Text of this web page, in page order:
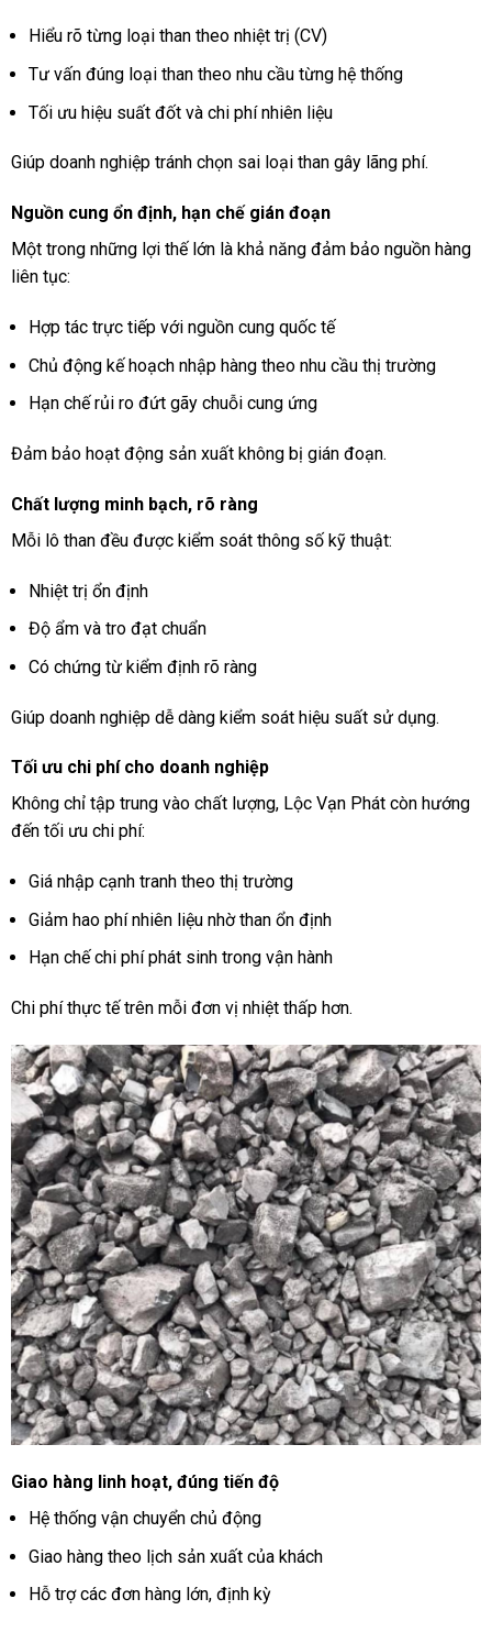
Hiểu rõ từng loại than theo nhiệt trị (CV)
Tư vấn đúng loại than theo nhu cầu từng hệ thống
Tối ưu hiệu suất đốt và chi phí nhiên liệu
Giúp doanh nghiệp tránh chọn sai loại than gây lãng phí.
Nguồn cung ổn định, hạn chế gián đoạn
Một trong những lợi thế lớn là khả năng đảm bảo nguồn hàng
liên tục:
Hợp tác trực tiếp với nguồn cung quốc tế
Chủ động kế hoạch nhập hàng theo nhu cầu thị trường
Hạn chế rủi ro đứt gãy chuỗi cung ứng
Đảm bảo hoạt động sản xuất không bị gián đoạn.
Chất lượng minh bạch, rõ ràng
Mỗi lô than đều được kiểm soát thông số kỹ thuật:
Nhiệt trị ổn định
Độ ẩm và tro đạt chuẩn
Có chứng từ kiểm định rõ ràng
Giúp doanh nghiệp dễ dàng kiểm soát hiệu suất sử dụng.
Tối ưu chi phí cho doanh nghiệp
Không chỉ tập trung vào chất lượng, Lộc Vạn Phát còn hướng
đến tối ưu chi phí:
Giá nhập cạnh tranh theo thị trường
Giảm hao phí nhiên liệu nhờ than ổn định
Hạn chế chi phí phát sinh trong vận hành
Chi phí thực tế trên mỗi đơn vị nhiệt thấp hơn.
Giao hàng linh hoạt, đúng tiến độ
Hệ thống vận chuyển chủ động
Giao hàng theo lịch sản xuất của khách
Hỗ trợ các đơn hàng lớn, định kỳ